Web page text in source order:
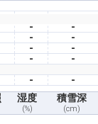
-
-
-
-
-
-
-
-
- -
湿度
(%)
積雪深
(cm)